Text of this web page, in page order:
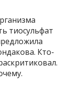
тиосульфат
Кто-